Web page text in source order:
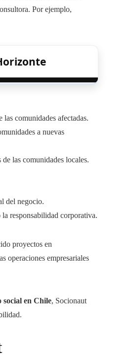
Por ejemplo,
comunidades afectadas.
a nuevas
las comunidades locales.
del negocio.
responsabilidad corporativa.
proyectos en
operaciones empresariales
social en Chile, Socionaut